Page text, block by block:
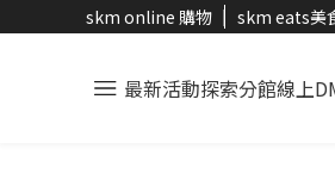
skm online 購物 skm eats美
最新活動探索分館線上